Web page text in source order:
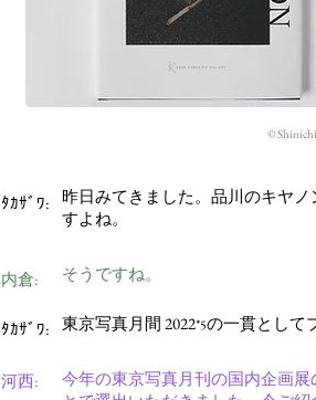
©︎
昨日みてきました。品川のキヤ
すよね。
ﾀｶｻﾞﾜ:
そうですね。
内倉:
東京写真月間 2022*5の一貫として
ﾀｶｻﾞﾜ:
今年の東京写真月刊の国内企画
河西: